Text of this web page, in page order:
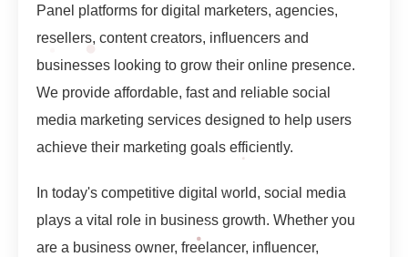
Panel platforms for digital marketers, agencies,
resellers, content creators, influencers and
businesses looking to grow their online presence.
We provide affordable, fast and reliable social
media marketing services designed to help users
achieve their marketing goals efficiently.
In today's competitive digital world, social media
plays a vital role in business growth. Whether you
are a business owner, freelancer, influencer,